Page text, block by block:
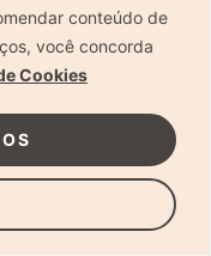
conteúdo de
você concorda
Cookies
o fluxo de trabalho
guia de poses para